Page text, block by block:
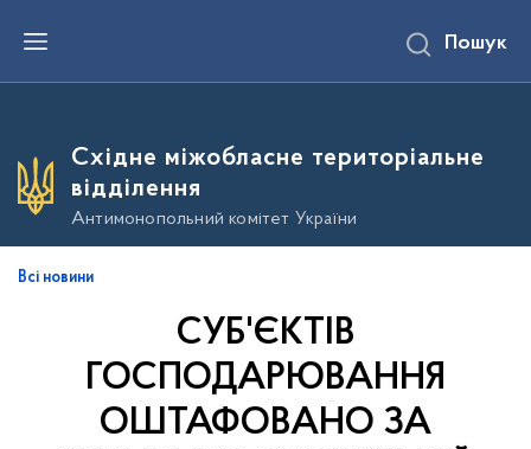
е
о
о
в
Пошук
Східне міжобласне територіальне
відділення
Антимонопольний комітет України
Всі новини
СУБ'ЄКТІВ
ГОСПОДАРЮВАННЯ
ОШТАФОВАНО ЗА